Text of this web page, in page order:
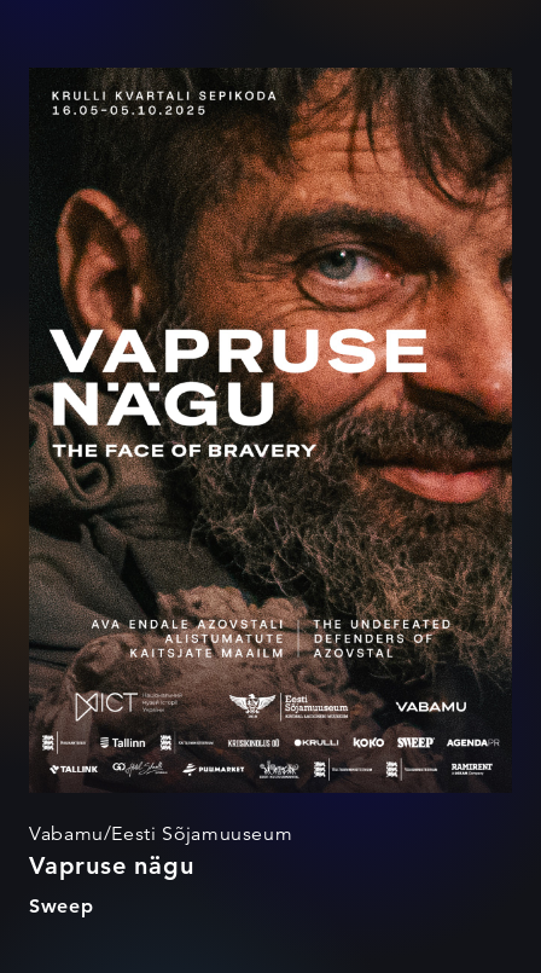
Vapruse nägu
Vabamu/Eesti Sõjamuuseum
Vapruse nägu
Sweep